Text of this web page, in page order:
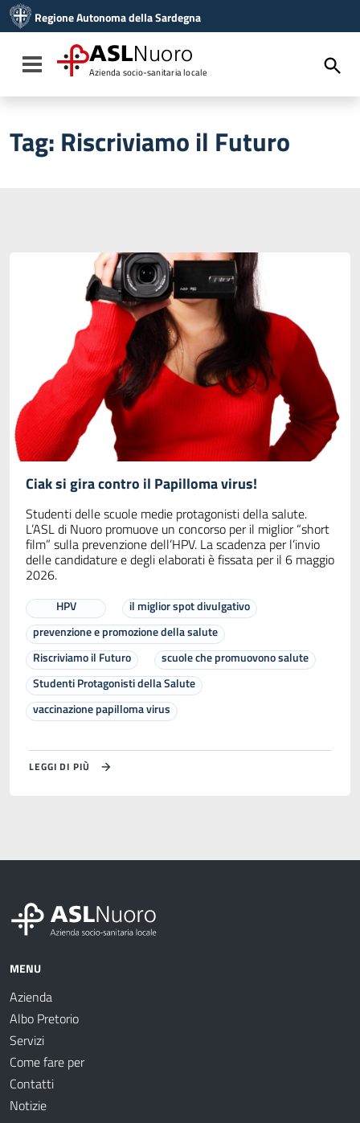
Vai al menu di navigazione
Vai al footer
Regione Autonoma della Sardegna
Toggle navigation
ASLNuoro
Azienda socio-sanitaria locale
Tag: Riscriviamo il Futuro
Ciak si gira contro il Papilloma virus!
Studenti delle scuole medie protagonisti della salute.
L’ASL di Nuoro promuove un concorso per il miglior “short
film” sulla prevenzione dell’HPV. La scadenza per l’invio
delle candidature e degli elaborati è fissata per il 6 maggio
2026.
HPV
il miglior spot divulgativo
prevenzione e promozione della salute
Riscriviamo il Futuro
scuole che promuovono salute
Studenti Protagonisti della Salute
vaccinazione papilloma virus
LEGGI DI PIÙ
MENU
Azienda
Albo Pretorio
Servizi
Come fare per
Contatti
Notizie